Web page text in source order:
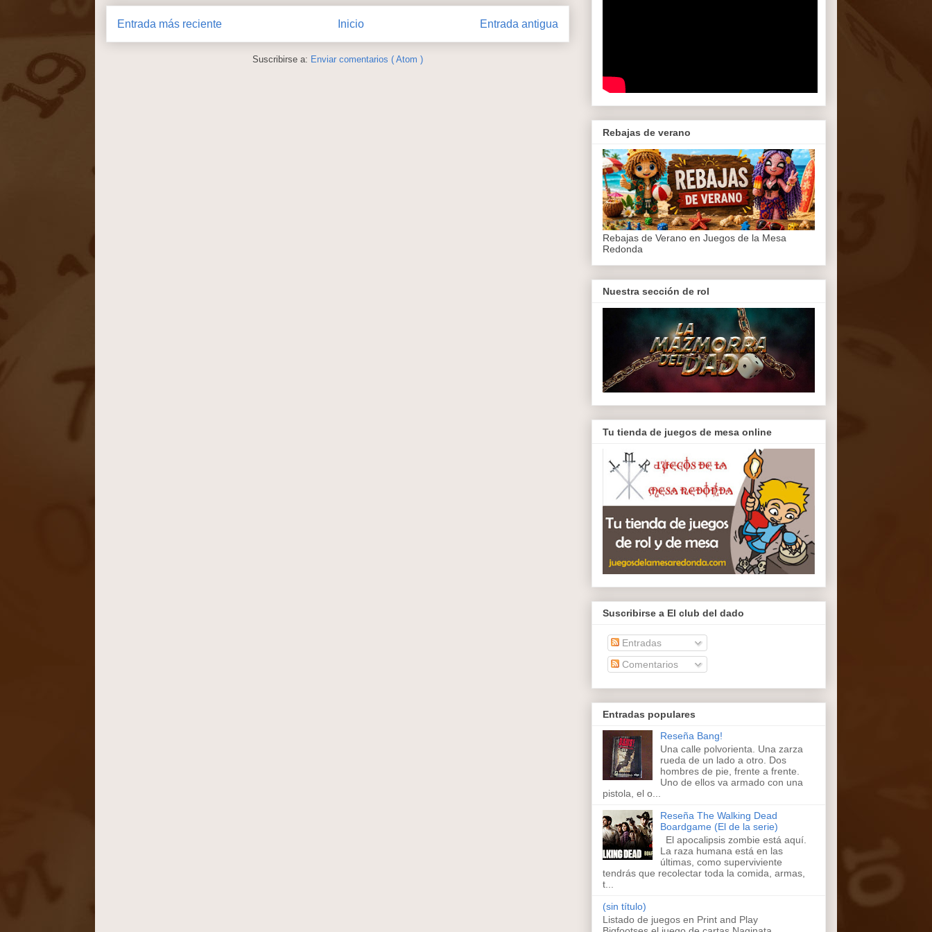
Entrada más reciente Entrada antigua
Inicio
Suscribirse a: Enviar comentarios ( Atom )
Rebajas de verano
Rebajas de Verano en Juegos de la Mesa
Redonda
Nuestra sección de rol
Tu tienda de juegos de mesa online
Suscribirse a El club del dado
Entradas
Comentarios
Entradas populares
Reseña Bang!
Una calle polvorienta. Una zarza
rueda de un lado a otro. Dos
hombres de pie, frente a frente.
Uno de ellos va armado con una
pistola, el o...
Reseña The Walking Dead
Boardgame (El de la serie)
El apocalipsis zombie está aquí.
La raza humana está en las
últimas, como superviviente
tendrás que recolectar toda la comida, armas,
t...
(sin título)
Listado de juegos en Print and Play